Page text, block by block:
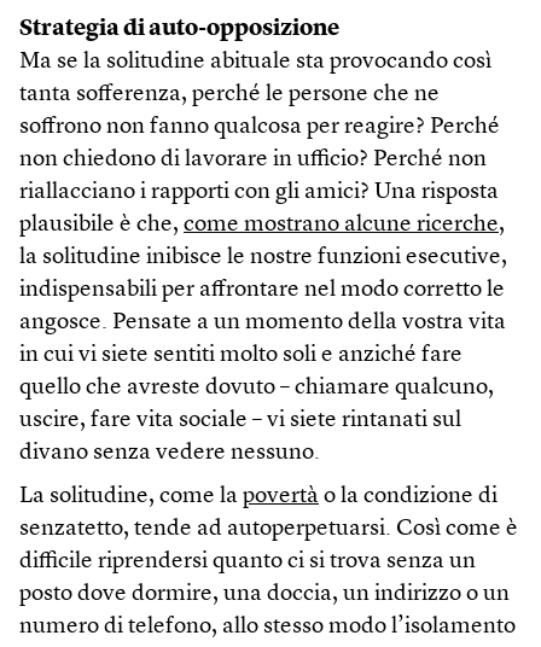
Strategia di auto-opposizione
Ma se la solitudine abituale sta provocando così
tanta sofferenza, perché le persone che ne
soffrono non fanno qualcosa per reagire? Perché
non chiedono di lavorare in ufficio? Perché non
riallacciano i rapporti con gli amici? Una risposta
plausibile è che, come mostrano alcune ricerche,
la solitudine inibisce le nostre funzioni esecutive,
indispensabili per affrontare nel modo corretto le
angosce. Pensate a un momento della vostra vita
in cui vi siete sentiti molto soli e anziché fare
quello che avreste dovuto – chiamare qualcuno,
uscire, fare vita sociale – vi siete rintanati sul
divano senza vedere nessuno.
La solitudine, come la povertà o la condizione di
senzatetto, tende ad autoperpetuarsi. Così come è
difficile riprendersi quanto ci si trova senza un
posto dove dormire, una doccia, un indirizzo o un
numero di telefono, allo stesso modo l’isolamento